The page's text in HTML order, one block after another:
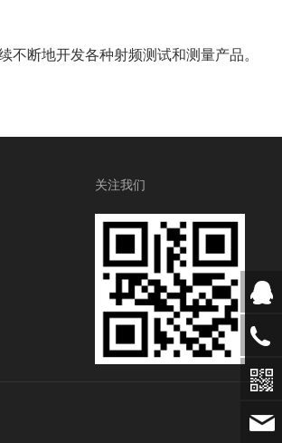
断地开发各种射频测试和测量产品。
关注我们